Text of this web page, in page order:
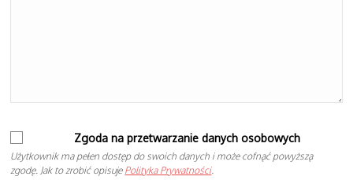
Zgoda na przetwarzanie danych osobowych
Użytkownik ma pełen dostęp do swoich danych i może cofnąć powyższą
zgodę. Jak to zrobić opisuje Polityka Prywatności.